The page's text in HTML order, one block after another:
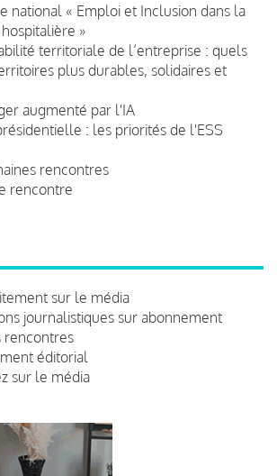
national « Emploi et Inclusion dans la
»
territoriale de l’entreprise : quels
plus durables, solidaires et
augmenté par l'IA
: les priorités de l'ESS
rencontres
rencontre
sur le média
journalistiques sur abonnement
rencontres
éditorial
sur le média